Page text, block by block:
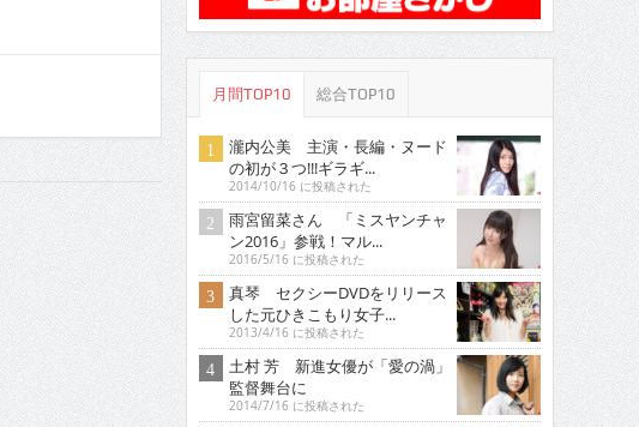
月間TOP10 総合TOP10
瀧内公美 主演・長編・ヌード
の初が３つ!!!ギラギ...
2014/10/16 に投稿された
雨宮留菜さん 「ミスヤンチャ
ン2016」参戦！マル...
2016/5/16 に投稿された
真琴 セクシーDVDをリリース
した元ひきこもり女子...
2013/4/16 に投稿された
土村 芳 新進女優が「愛の渦」
監督舞台に
2014/7/16 に投稿された